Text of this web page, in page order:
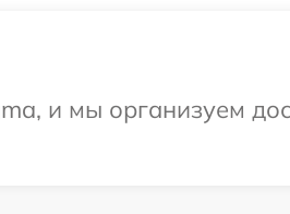
и мы организуем